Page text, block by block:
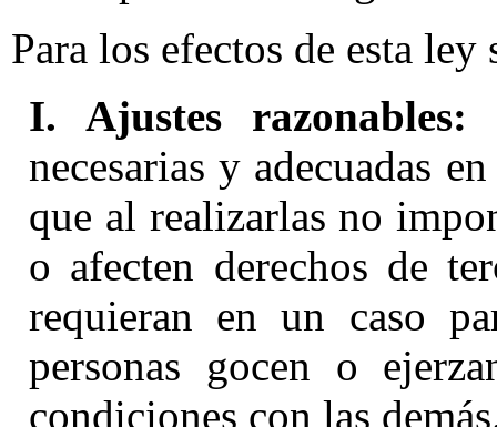
Para los efectos de esta ley
I. Ajustes razonables:
necesarias y adecuadas
que al realizarlas no
o afecten derechos de
requieran en un caso
personas gocen o
condiciones con las